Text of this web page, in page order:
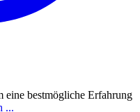
eine bestmögliche Erfahrung
...